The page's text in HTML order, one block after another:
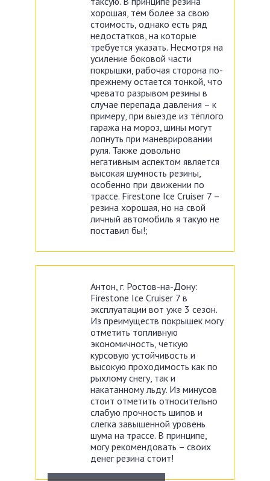
хорошая, тем более за свою
стоимость, однако есть ряд
недостатков, на которые
требуется указать. Несмотря на
усиление боковой части
покрышки, рабочая сторона по-
прежнему остается тонкой, что
чревато разрывом резины в
случае перепада давления – к
примеру, при выезде из тёплого
гаража на мороз, шины могут
лопнуть при маневрировании
руля. Также довольно
негативным аспектом является
высокая шумность резины,
особенно при движении по
трассе. Firestone Ice Cruiser 7 –
резина хорошая, но на свой
личный автомобиль я такую не
поставил бы!;
Антон, г. Ростов-на-Дону:
Firestone Ice Cruiser 7 в
эксплуатации вот уже 3 сезон.
Из преимуществ покрышек могу
отметить топливную
экономичность, четкую
курсовую устойчивость и
высокую проходимость как по
рыхлому снегу, так и
накатанному льду. Из минусов
стоит отметить относительно
слабую прочность шипов и
слегка завышенной уровень
шума на трассе. В принципе,
могу рекомендовать – своих
денег резина стоит!